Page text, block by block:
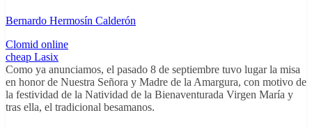
Bernardo Hermosín Calderón
Clomid online
cheap Lasix
Como ya anunciamos, el pasado 8 de septiembre tuvo lugar la misa
en honor de Nuestra Señora y Madre de la Amargura, con motivo de
la festividad de la Natividad de la Bienaventurada Virgen María y
tras ella, el tradicional besamanos.